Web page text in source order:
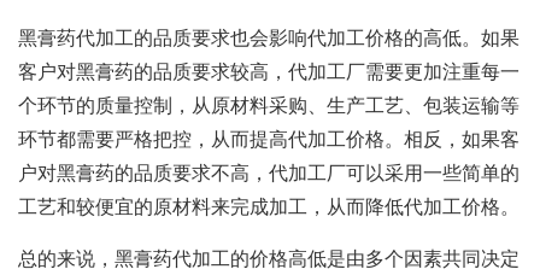
黑膏药代加工的品质要求也会影响代加工价格的高低。如果
客户对黑膏药的品质要求较高，代加工厂需要更加注重每一
个环节的质量控制，从原材料采购、生产工艺、包装运输等
环节都需要严格把控，从而提高代加工价格。相反，如果客
户对黑膏药的品质要求不高，代加工厂可以采用一些简单的
工艺和较便宜的原材料来完成加工，从而降低代加工价格。
总的来说，黑膏药代加工的价格高低是由多个因素共同决定